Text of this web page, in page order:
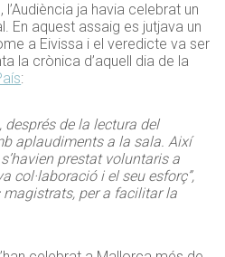
ja havia celebrat un
En aquest assaig es jutjava un
a Eivissa i el veredicte va ser
la crònica d’aquell dia de la
:
després de la lectura del
aplaudiments a la sala. Així
prestat voluntaris a
col·laboració i el seu esforç”,
per a facilitar la